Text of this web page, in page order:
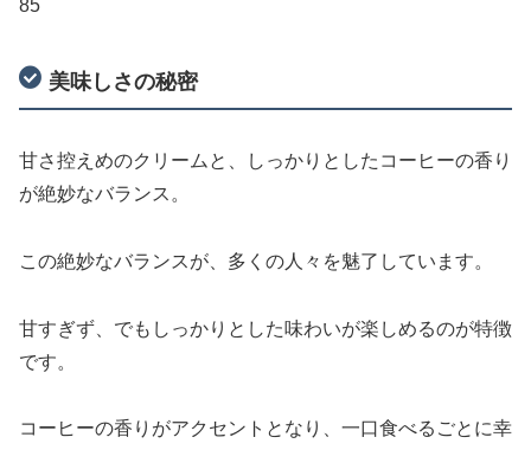
85
美味しさの秘密
甘さ控えめのクリームと、しっかりとしたコーヒーの香り
が絶妙なバランス。
この絶妙なバランスが、多くの人々を魅了しています。
甘すぎず、でもしっかりとした味わいが楽しめるのが特徴
です。
コーヒーの香りがアクセントとなり、一口食べるごとに幸